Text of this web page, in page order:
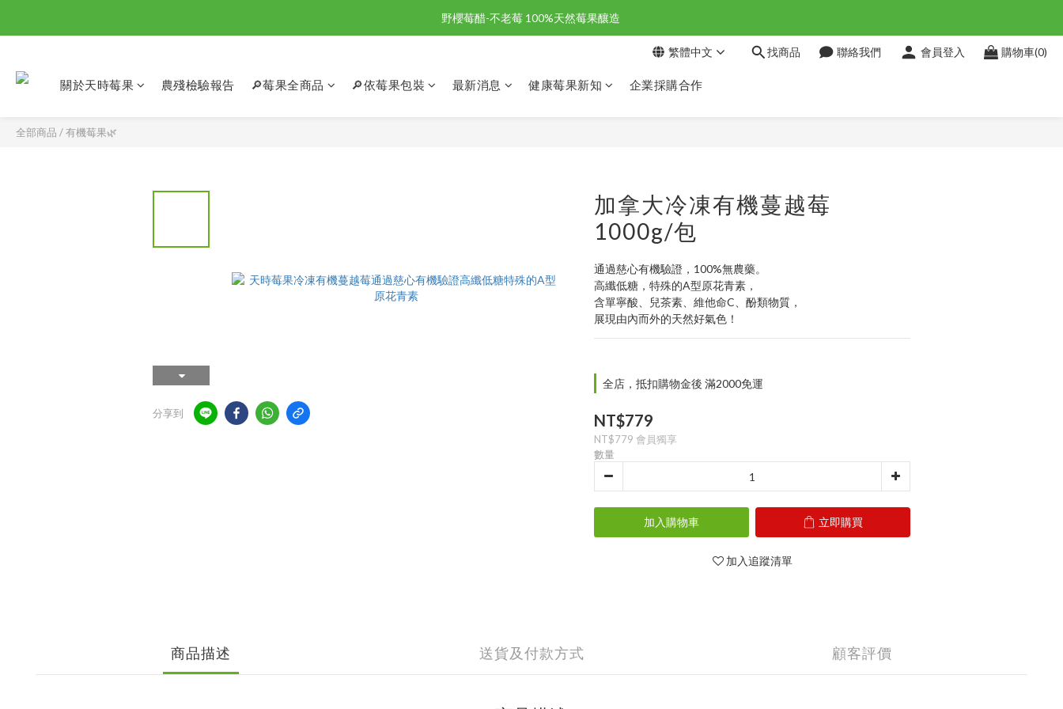
野櫻莓醋-不老莓 100%天然莓果釀造
野櫻莓醋-不老莓 100%天然莓果釀造
野櫻莓醋-不老莓 100%天然莓果釀造
繁體中文 找商品 聯絡我們 會員登入 購物車(0)
關於天時莓果 農殘檢驗報告 🔎莓果全商品 🔎依莓果包裝 最新消息 健康莓果新知 企業採購合作
全部商品 /有機莓果🌿
分享到
加拿大冷凍有機蔓越莓
1000g/包
通過慈心有機驗證，100%無農藥。
高纖低糖，特殊的A型原花青素，
含單寧酸、兒茶素、維他命C、酚類物質，
展現由內而外的天然好氣色！
全店，抵扣購物金後 滿2000免運
NT$779
NT$779 會員獨享
數量
加入購物車 立即購買
加入追蹤清單
商品描述 送貨及付款方式 顧客評價